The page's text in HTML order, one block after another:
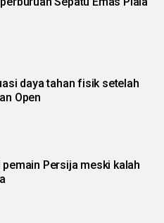
daya tahan fisik setelah
Open
Persija meski kalah